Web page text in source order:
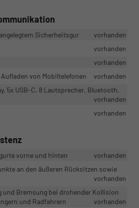
Sicherheitsgur
vorhanden
vorhanden
vorhanden
von Mobiltelefonen
vorhanden
5x USB-C, 8 Lautsprecher, Bluetooth,
vorhanden
vorhanden
vorne und hinten
vorhanden
an den äußeren Rücksitzen sowie
vorhanden
und Bremsung bei drohender Kollision
und Radfahrern
vorhanden